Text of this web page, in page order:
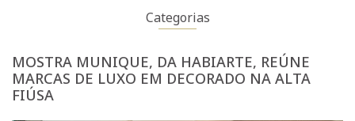
Categorias
MOSTRA MUNIQUE, DA HABIARTE, REÚNE
MARCAS DE LUXO EM DECORADO NA ALTA
FIÚSA